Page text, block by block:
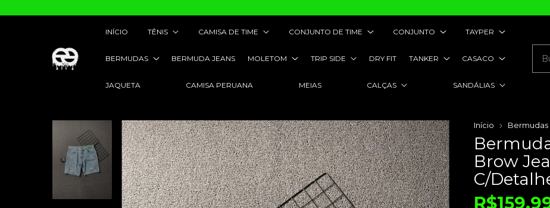
INÍCIO TÊNIS CAMISA DE TIME CONJUNTO DE TIME CONJUNTO TAYPER
BERMUDAS BERMUDA JEANS MOLETOM TRIP SIDE DRY FIT TANKER CASACO
JAQUETA CAMISA PERUANA MEIAS CALÇAS SANDÁLIAS
Início Bermudas
Brow
C/